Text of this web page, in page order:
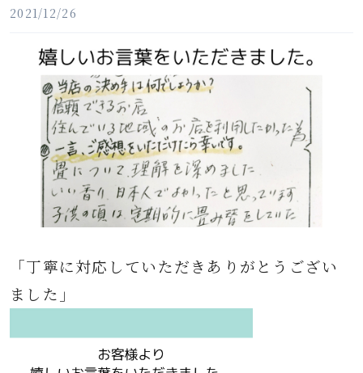
2021/12/26
「丁寧に対応していただきありがとうござい
ました」